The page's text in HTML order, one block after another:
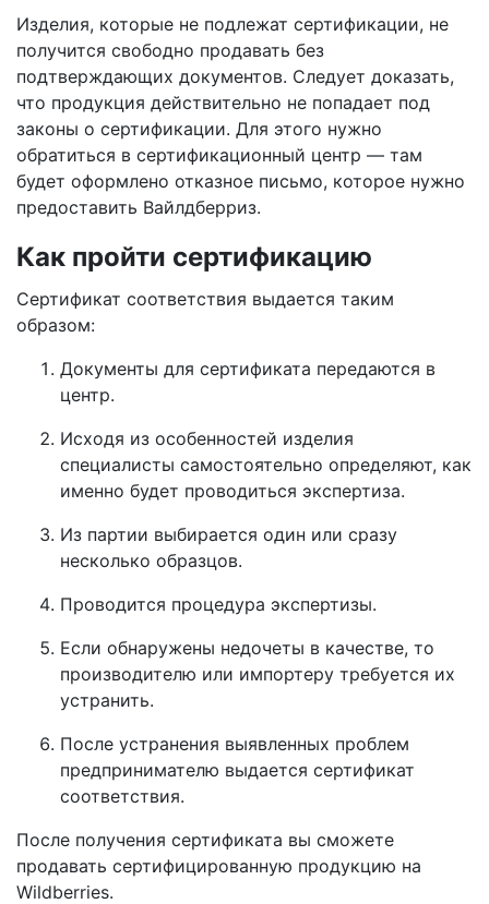
Изделия, которые не подлежат сертификации, не
получится свободно продавать без
подтверждающих документов. Следует доказать,
что продукция действительно не попадает под
законы о сертификации. Для этого нужно
обратиться в сертификационный центр — там
будет оформлено отказное письмо, которое нужно
предоставить Вайлдберриз.
Как пройти сертификацию
Сертификат соответствия выдается таким
образом:
Документы для сертификата передаются в
центр.
Исходя из особенностей изделия
специалисты самостоятельно определяют, как
именно будет проводиться экспертиза.
Из партии выбирается один или сразу
несколько образцов.
Проводится процедура экспертизы.
Если обнаружены недочеты в качестве, то
производителю или импортеру требуется их
устранить.
После устранения выявленных проблем
предпринимателю выдается сертификат
соответствия.
После получения сертификата вы сможете
продавать сертифицированную продукцию на
Wildberries.